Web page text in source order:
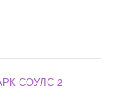
СОУЛС 2